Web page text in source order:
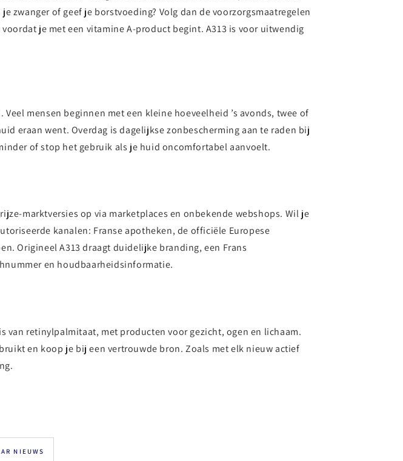
zwanger of geef je borstvoeding? Volg dan de voorzorgsmaatregelen
je met een vitamine A-product begint. A313 is voor uitwendig
mensen beginnen met een kleine hoeveelheid ’s avonds, twee of
eraan went. Overdag is dagelijkse zonbescherming aan te raden bij
of stop het gebruik als je huid oncomfortabel aanvoelt.
marktversies op via marketplaces en onbekende webshops. Wil je
kanalen: Franse apotheken, de officiële Europese
Origineel A313 draagt duidelijke branding, een Frans
en houdbaarheidsinformatie.
van retinylpalmitaat, met producten voor gezicht, ogen en lichaam.
en koop je bij een vertrouwde bron. Zoals met elk nieuw actief
NIEUWS